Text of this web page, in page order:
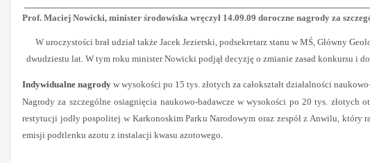
Prof. Maciej Nowicki, minister środowiska wręczył 14.09.09 doroczne nagrody za
W uroczystości brał udział także Jacek Jezierski, podsekretarz stanu w MŚ, Główny
dwudziestu lat. W tym roku minister Nowicki podjął decyzję o zmianie zasad konkursu i
Indywidualne nagrody w wysokości po 15 tys. złotych za całokształt działalności
Nagrody za szczególne osiagnięcia naukowo-badawcze w wysokości po 20 tys. złotych
restytucji jodły pospolitej w Karkonoskim Parku Narodowym oraz zespół z Anwilu, który
emisji podtlenku azotu z instalacji kwasu azotowego.